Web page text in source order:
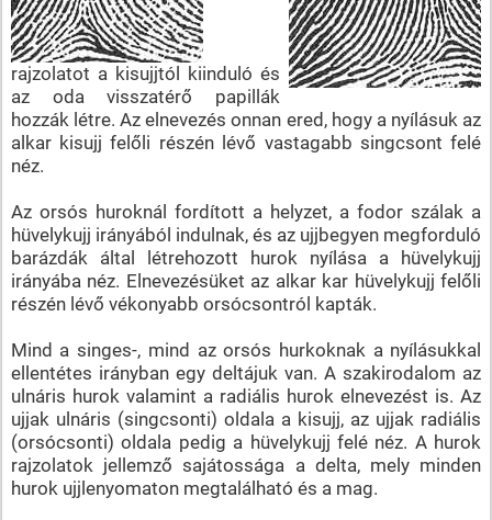
rajzolatot a kisujjtól kiinduló és
az oda visszatérő papillák
hozzák létre. Az elnevezés onnan ered, hogy a nyílásuk az
alkar kisujj felőli részén lévő vastagabb singcsont felé
néz.
Az orsós huroknál fordított a helyzet, a fodor szálak a
hüvelykujj irányából indulnak, és az ujjbegyen megforduló
barázdák által létrehozott hurok nyílása a hüvelykujj
irányába néz. Elnevezésüket az alkar kar hüvelykujj felőli
részén lévő vékonyabb orsócsontról kapták.
Mind a singes-, mind az orsós hurkoknak a nyílásukkal
ellentétes irányban egy deltájuk van. A szakirodalom az
ulnáris hurok valamint a radiális hurok elnevezést is. Az
ujjak ulnáris (singcsonti) oldala a kisujj, az ujjak radiális
(orsócsonti) oldala pedig a hüvelykujj felé néz. A hurok
rajzolatok jellemző sajátossága a delta, mely minden
hurok ujjlenyomaton megtalálható és a mag.